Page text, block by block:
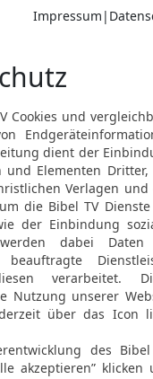
die Botschaft, die
aufgenommen
Gottes, das sie
auch wirksam
14 Das zeigt sich
ebenso ergangen
Ihr habt von euren
ihren jüdischen
15 Diese haben
Propheten, und
und sind allen
16 Denn sie wollen
Gute Nachricht
fortgesetzt das
Gottes hat sie